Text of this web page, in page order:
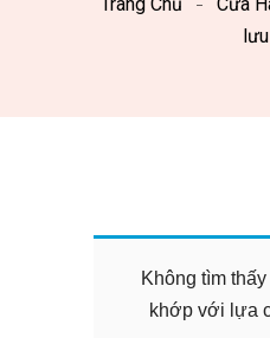
Không tìm
khớp với lựa